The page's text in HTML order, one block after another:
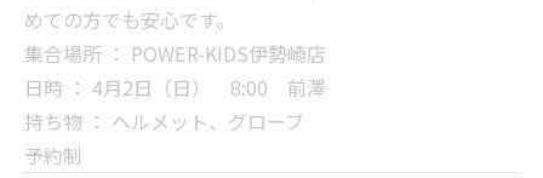
めての方でも安心です。
集合場所 ： POWER-KIDS伊勢崎店
日時 ： 4月2日（日） 8:00 前澤
持ち物 ： ヘルメット、グローブ
予約制